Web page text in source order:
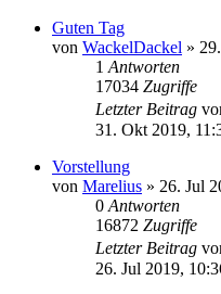
Guten Tag
von WackelDackel »
1 Antworten
17034 Zugriffe
Letzter Beitrag
31. Okt 2019,
Vorstellung
von Marelius » 26. Jul
0 Antworten
16872 Zugriffe
Letzter Beitrag
26. Jul 2019,